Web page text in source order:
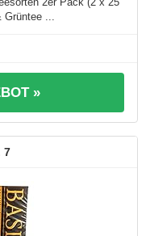
Grüntee ...
»
7